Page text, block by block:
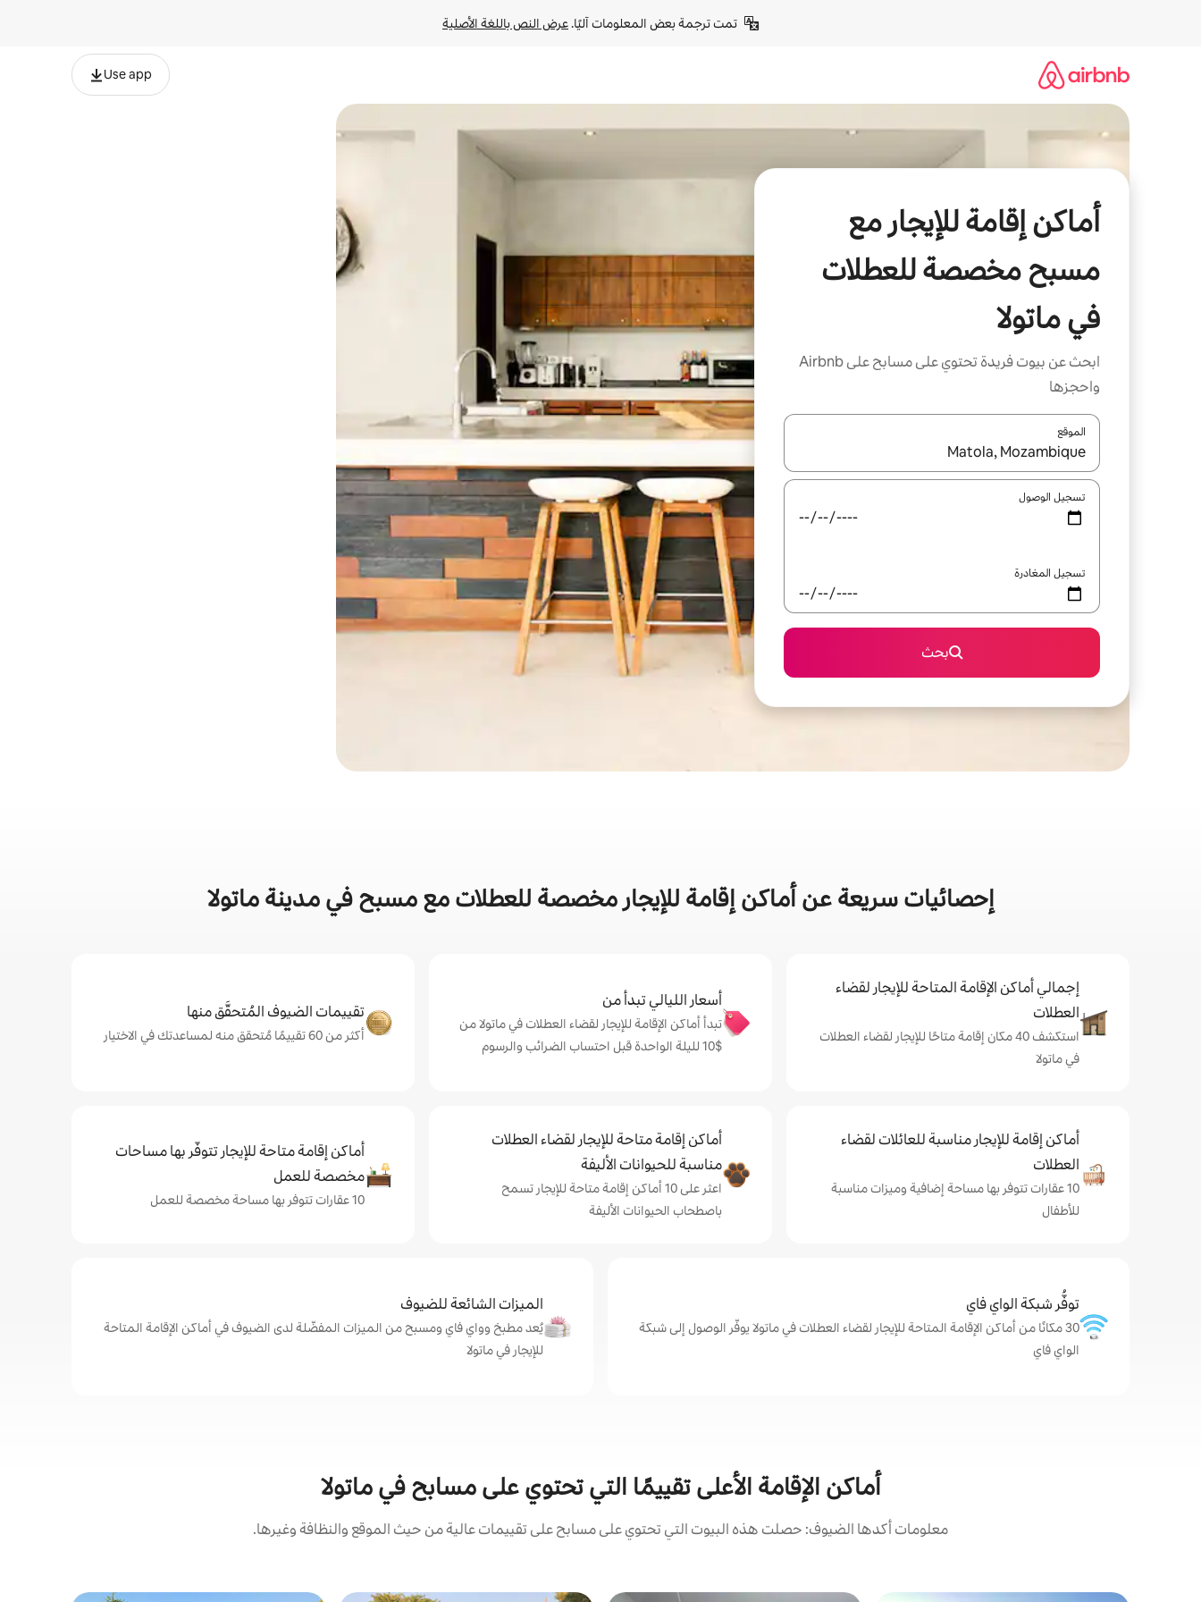
تمت ترجمة بعض المعلومات آليًا. عرض النص باللغة الأصلية
Use app
أماكن إقامة للإيجار مع
مسبح مخصصة للعطلات
في ماتولا
ابحث عن بيوت فريدة تحتوي على مسابح على Airbnb
واحجزها
الموقع
عند توفر النتائج، انتقل باستخدام السهمين لأعلى ولأسفل أو استكشف عن طريق اللمس أو السحب.
تسجيل الوصول
تسجيل المغادرة
بحث
إحصائيات سريعة عن أماكن إقامة للإيجار مخصصة للعطلات مع مسبح في مدينة ماتولا
إجمالي أماكن الإقامة المتاحة للإيجار لقضاء
العطلات
استكشف 40 مكان إقامة متاحًا للإيجار لقضاء العطلات
في ماتولا
أسعار الليالي تبدأ من
تبدأ أماكن الإقامة للإيجار لقضاء العطلات في ماتولا من
$‏10 لليلة الواحدة قبل احتساب الضرائب والرسوم
تقييمات الضيوف المُتحقَّق منها
أكثر من 60 تقييمًا مُتحقق منه لمساعدتك في الاختيار
أماكن إقامة للإيجار مناسبة للعائلات لقضاء
العطلات
10 عقارات تتوفر بها مساحة إضافية وميزات مناسبة
للأطفال
أماكن إقامة متاحة للإيجار لقضاء العطلات
مناسبة للحيوانات الأليفة
اعثر على 10 أماكن إقامة متاحة للإيجار تسمح
باصطحاب الحيوانات الأليفة
أماكن إقامة متاحة للإيجار تتوفّر بها مساحات
مخصصة للعمل
10 عقارات تتوفر بها مساحة مخصصة للعمل
توفُّر شبكة الواي فاي
30 مكانًا من أماكن الإقامة المتاحة للإيجار لقضاء العطلات في ماتولا يوفّر الوصول إلى شبكة
الواي فاي
الميزات الشائعة للضيوف
يُعد مطبخ وواي فاي ومسبح من الميزات المفضّلة لدى الضيوف في أماكن الإقامة المتاحة
للإيجار في ماتولا
أماكن الإقامة الأعلى تقييمًا التي تحتوي على مسابح في ماتولا
معلومات أكدها الضيوف: حصلت هذه البيوت التي تحتوي على مسابح على تقييمات عالية من حيث الموقع والنظافة وغيرها.